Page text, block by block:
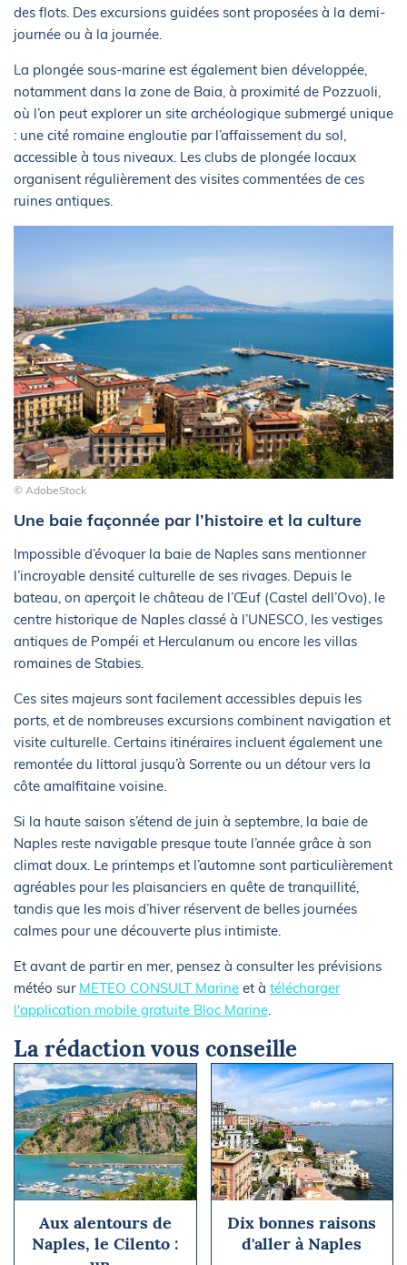
des flots. Des excursions guidées sont proposées à la demi-
journée ou à la journée.
La plongée sous-marine est également bien développée,
notamment dans la zone de Baia, à proximité de Pozzuoli,
où l’on peut explorer un site archéologique submergé unique
: une cité romaine engloutie par l’affaissement du sol,
accessible à tous niveaux. Les clubs de plongée locaux
organisent régulièrement des visites commentées de ces
ruines antiques.
© AdobeStock
Une baie façonnée par l’histoire et la culture
Impossible d’évoquer la baie de Naples sans mentionner
l’incroyable densité culturelle de ses rivages. Depuis le
bateau, on aperçoit le château de l’Œuf (Castel dell’Ovo), le
centre historique de Naples classé à l’UNESCO, les vestiges
antiques de Pompéi et Herculanum ou encore les villas
romaines de Stabies.
Ces sites majeurs sont facilement accessibles depuis les
ports, et de nombreuses excursions combinent navigation et
visite culturelle. Certains itinéraires incluent également une
remontée du littoral jusqu’à Sorrente ou un détour vers la
côte amalfitaine voisine.
Si la haute saison s’étend de juin à septembre, la baie de
Naples reste navigable presque toute l’année grâce à son
climat doux. Le printemps et l’automne sont particulièrement
agréables pour les plaisanciers en quête de tranquillité,
tandis que les mois d’hiver réservent de belles journées
calmes pour une découverte plus intimiste.
Et avant de partir en mer, pensez à consulter les prévisions
météo sur METEO CONSULT Marine et à télécharger
l'application mobile gratuite Bloc Marine.
La rédaction vous conseille
Aux alentours de
Naples, le Cilento :
Dix bonnes raisons
d'aller à Naples